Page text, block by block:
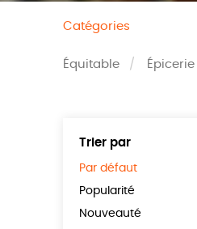
Catégories
Équitable Épicerie
Trier par
Par défaut
Popularité
Nouveauté